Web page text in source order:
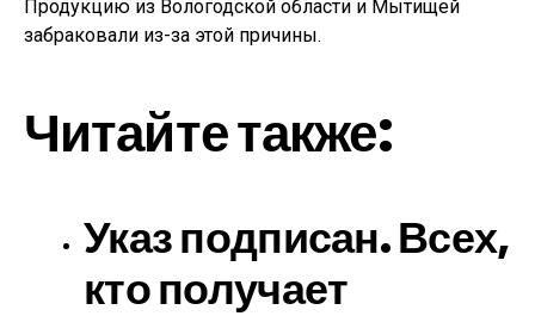
Продукцию из Вологодской области и Мытищей
забраковали из-за этой причины.
Читайте также:
Указ подписан. Всех,
кто получает